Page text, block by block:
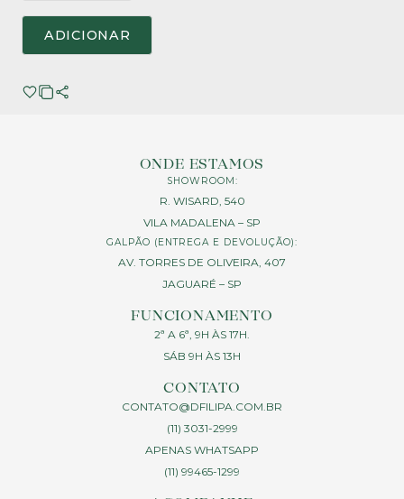
ADICIONAR
ONDE ESTAMOS
SHOWROOM:
R. WISARD, 540
VILA MADALENA – SP
GALPÃO (ENTREGA E DEVOLUÇÃO):
AV. TORRES DE OLIVEIRA, 407
JAGUARÉ – SP
FUNCIONAMENTO
2ª A 6ª, 9H ÀS 17H.
SÁB 9H ÀS 13H
CONTATO
CONTATO@DFILIPA.COM.BR
(11) 3031-2999
APENAS WHATSAPP
(11) 99465-1299